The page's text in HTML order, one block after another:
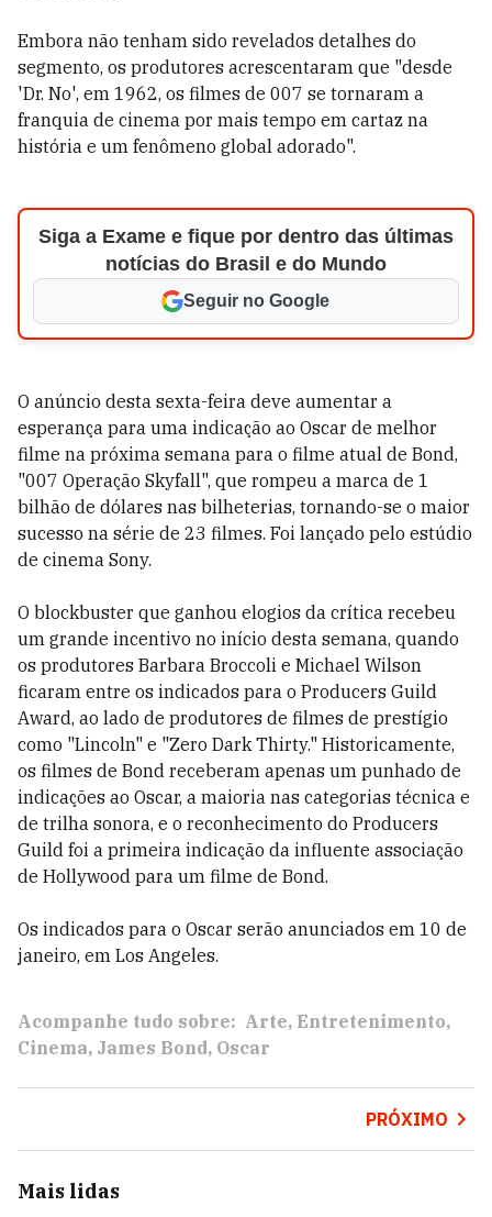
Embora não tenham sido revelados detalhes do
segmento, os produtores acrescentaram que "desde
'Dr. No', em 1962, os filmes de 007 se tornaram a
franquia de cinema por mais tempo em cartaz na
história e um fenômeno global adorado".
Siga a Exame e fique por dentro das últimas
notícias do Brasil e do Mundo
Seguir no Google
O anúncio desta sexta-feira deve aumentar a
esperança para uma indicação ao Oscar de melhor
filme na próxima semana para o filme atual de Bond,
"007 Operação Skyfall", que rompeu a marca de 1
bilhão de dólares nas bilheterias, tornando-se o maior
sucesso na série de 23 filmes. Foi lançado pelo estúdio
de cinema Sony.
O blockbuster que ganhou elogios da crítica recebeu
um grande incentivo no início desta semana, quando
os produtores Barbara Broccoli e Michael Wilson
ficaram entre os indicados para o Producers Guild
Award, ao lado de produtores de filmes de prestígio
como "Lincoln" e "Zero Dark Thirty." Historicamente,
os filmes de Bond receberam apenas um punhado de
indicações ao Oscar, a maioria nas categorias técnica e
de trilha sonora, e o reconhecimento do Producers
Guild foi a primeira indicação da influente associação
de Hollywood para um filme de Bond.
Os indicados para o Oscar serão anunciados em 10 de
janeiro, em Los Angeles.
Acompanhe tudo sobre: Arte Entretenimento
Cinema James Bond Oscar
PRÓXIMO
Mais lidas